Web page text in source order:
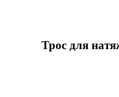
Трос для